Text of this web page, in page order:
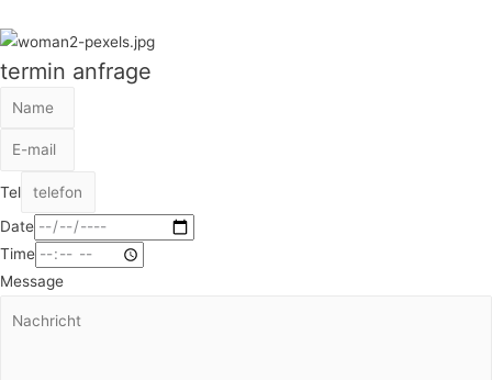
termin anfrage
Tel
Date
Time
Message